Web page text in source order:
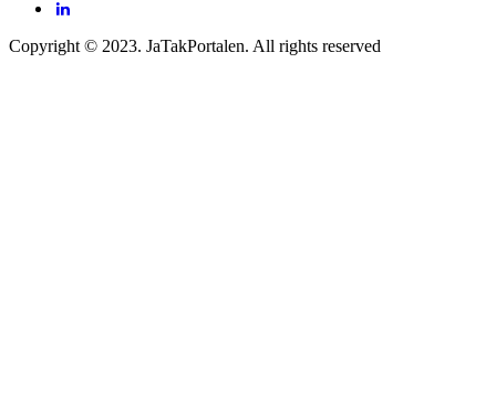
Copyright © 2023. JaTakPortalen. All rights reserved